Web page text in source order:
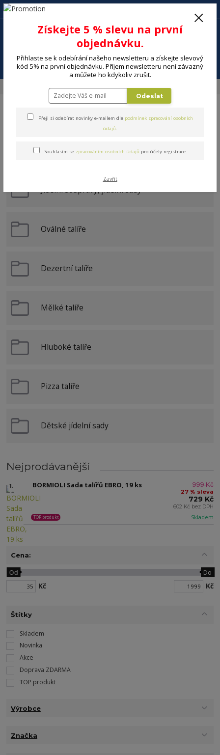
Menu
+420 602 494 600
Talíře, sady talířů
Jídelní soupravy, jídelní sady
Oválné talíře
Dezertní talíře
Mělké talíře
Hluboké talíře
Pizza talíře
Dětské jídelní sady
Nejprodávanější
1. BORMIOLI Sada talířů EBRO, 19 ks
Skladem
TOP produkt
999 Kč
27 % sleva
729 Kč
602 Kč bez DPH
Cena:
Kč
Od Do
Kč
Štítky
Skladem
Novinka
Akce
Doprava ZDARMA
TOP produkt
Výrobce
Značka
Získejte 5 % slevu na první
objednávku.
Přihlaste se k odebírání našeho newsletteru a získejte slevový
kód 5% na první objednávku. Příjem newsletteru není závazný
a můžete ho kdykoliv zrušit.
Odeslat
Přeji si odebírat novinky e-mailem dle podmínek zpracování osobních
údajů.
Souhlasím se zpracováním osobních údajů pro účely registrace.
Zavřít